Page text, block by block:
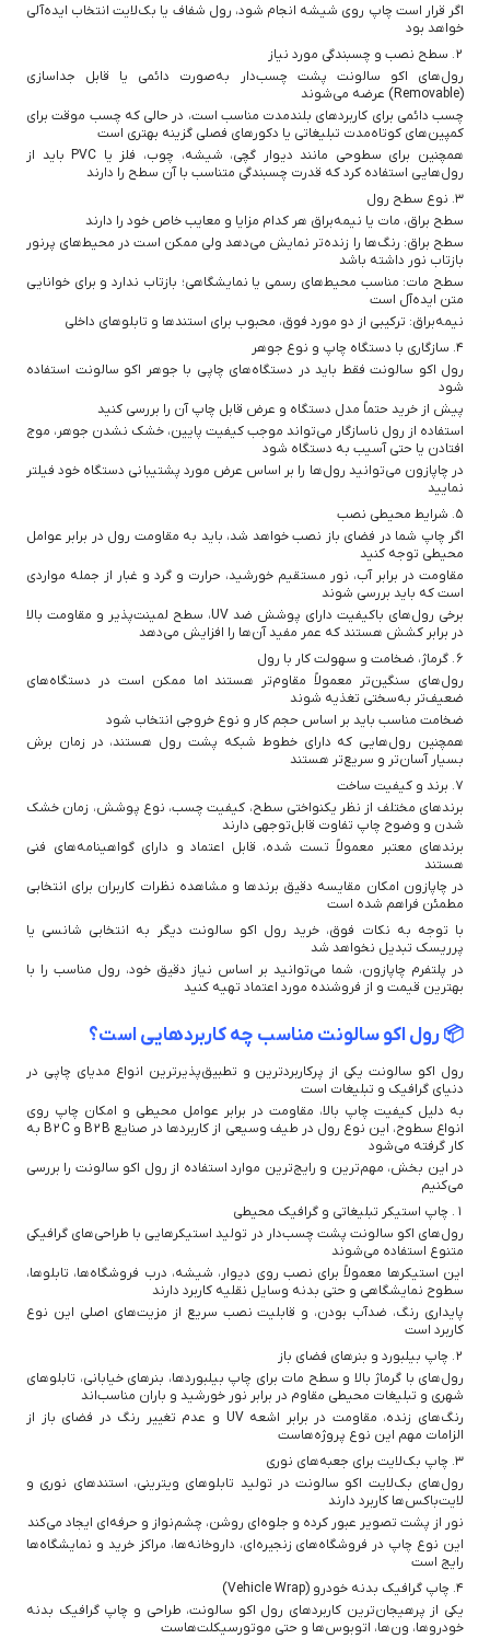
اگر قرار است چاپ روی شیشه انجام شود، رول شفاف یا بک‌لایت انتخاب ایده‌آلی
خواهد بود
۲. سطح نصب و چسبندگی مورد نیاز
رول‌های اکو سالونت پشت چسب‌دار به‌صورت دائمی یا قابل جداسازی
(Removable) عرضه می‌شوند
چسب دائمی برای کاربردهای بلندمدت مناسب است، در حالی که چسب موقت برای
کمپین‌های کوتاه‌مدت تبلیغاتی یا دکورهای فصلی گزینه بهتری است
همچنین برای سطوحی مانند دیوار گچی، شیشه، چوب، فلز یا PVC باید از
رول‌هایی استفاده کرد که قدرت چسبندگی متناسب با آن سطح را دارند
۳. نوع سطح رول
سطح براق، مات یا نیمه‌براق هر کدام مزایا و معایب خاص خود را دارند
سطح براق: رنگ‌ها را زنده‌تر نمایش می‌دهد ولی ممکن است در محیط‌های پرنور
بازتاب نور داشته باشد
سطح مات: مناسب محیط‌های رسمی یا نمایشگاهی؛ بازتاب ندارد و برای خوانایی
متن ایده‌آل است
نیمه‌براق: ترکیبی از دو مورد فوق، محبوب برای استندها و تابلوهای داخلی
۴. سازگاری با دستگاه چاپ و نوع جوهر
رول اکو سالونت فقط باید در دستگاه‌های چاپی با جوهر اکو سالونت استفاده
شود
پیش از خرید حتماً مدل دستگاه و عرض قابل چاپ آن را بررسی کنید
استفاده از رول ناسازگار می‌تواند موجب کیفیت پایین، خشک نشدن جوهر، موج
افتادن یا حتی آسیب به دستگاه شود
در چاپازون می‌توانید رول‌ها را بر اساس عرض مورد پشتیبانی دستگاه خود فیلتر
نمایید
۵. شرایط محیطی نصب
اگر چاپ شما در فضای باز نصب خواهد شد، باید به مقاومت رول در برابر عوامل
محیطی توجه کنید
مقاومت در برابر آب، نور مستقیم خورشید، حرارت و گرد و غبار از جمله مواردی
است که باید بررسی شوند
برخی رول‌های باکیفیت دارای پوشش ضد UV، سطح لمینت‌پذیر و مقاومت بالا
در برابر کشش هستند که عمر مفید آن‌ها را افزایش می‌دهد
۶. گرماژ، ضخامت و سهولت کار با رول
رول‌های سنگین‌تر معمولاً مقاوم‌تر هستند اما ممکن است در دستگاه‌های
ضعیف‌تر به‌سختی تغذیه شوند
ضخامت مناسب باید بر اساس حجم کار و نوع خروجی انتخاب شود
همچنین رول‌هایی که دارای خطوط شبکه پشت رول هستند، در زمان برش
بسیار آسان‌تر و سریع‌تر هستند
۷. برند و کیفیت ساخت
برندهای مختلف از نظر یکنواختی سطح، کیفیت چسب، نوع پوشش، زمان خشک
شدن و وضوح چاپ تفاوت قابل‌توجهی دارند
برندهای معتبر معمولاً تست شده، قابل اعتماد و دارای گواهینامه‌های فنی
هستند
در چاپازون امکان مقایسه دقیق برندها و مشاهده نظرات کاربران برای انتخابی
مطمئن فراهم شده است
با توجه به نکات فوق، خرید رول اکو سالونت دیگر به انتخابی شانسی یا
پرریسک تبدیل نخواهد شد
در پلتفرم چاپازون، شما می‌توانید بر اساس نیاز دقیق خود، رول مناسب را با
بهترین قیمت و از فروشنده مورد اعتماد تهیه کنید
📦 رول اکو سالونت مناسب چه کاربردهایی است؟
رول اکو سالونت یکی از پرکاربردترین و تطبیق‌پذیرترین انواع مدیای چاپی در
دنیای گرافیک و تبلیغات است
به دلیل کیفیت چاپ بالا، مقاومت در برابر عوامل محیطی و امکان چاپ روی
انواع سطوح، این نوع رول در طیف وسیعی از کاربردها در صنایع B2B و B2C به
کار گرفته می‌شود
در این بخش، مهم‌ترین و رایج‌ترین موارد استفاده از رول اکو سالونت را بررسی
می‌کنیم
۱. چاپ استیکر تبلیغاتی و گرافیک محیطی
رول‌های اکو سالونت پشت چسب‌دار در تولید استیکرهایی با طراحی‌های گرافیکی
متنوع استفاده می‌شوند
این استیکرها معمولاً برای نصب روی دیوار، شیشه، درب فروشگاه‌ها، تابلوها،
سطوح نمایشگاهی و حتی بدنه وسایل نقلیه کاربرد دارند
پایداری رنگ، ضدآب بودن، و قابلیت نصب سریع از مزیت‌های اصلی این نوع
کاربرد است
۲. چاپ بیلبورد و بنرهای فضای باز
رول‌های با گرماژ بالا و سطح مات برای چاپ بیلبوردها، بنرهای خیابانی، تابلوهای
شهری و تبلیغات محیطی مقاوم در برابر نور خورشید و باران مناسب‌اند
رنگ‌های زنده، مقاومت در برابر اشعه UV و عدم تغییر رنگ در فضای باز از
الزامات مهم این نوع پروژه‌هاست
۳. چاپ بک‌لایت برای جعبه‌های نوری
رول‌های بک‌لایت اکو سالونت در تولید تابلوهای ویترینی، استندهای نوری و
لایت‌باکس‌ها کاربرد دارند
نور از پشت تصویر عبور کرده و جلوه‌ای روشن، چشم‌نواز و حرفه‌ای ایجاد می‌کند
این نوع چاپ در فروشگاه‌های زنجیره‌ای، داروخانه‌ها، مراکز خرید و نمایشگاه‌ها
رایج است
۴. چاپ گرافیک بدنه خودرو (Vehicle Wrap)
یکی از پرهیجان‌ترین کاربردهای رول اکو سالونت، طراحی و چاپ گرافیک بدنه
خودروها، ون‌ها، اتوبوس‌ها و حتی موتورسیکلت‌هاست